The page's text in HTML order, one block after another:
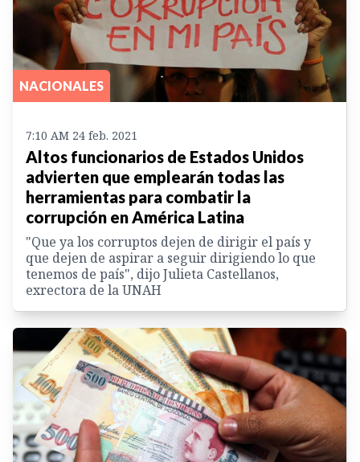
NACIONALES
7:10 AM 24 feb. 2021
Altos funcionarios de Estados Unidos
advierten que emplearán todas las
herramientas para combatir la
corrupción en América Latina
"Que ya los corruptos dejen de dirigir el país y
que dejen de aspirar a seguir dirigiendo lo que
tenemos de país", dijo Julieta Castellanos,
exrectora de la UNAH